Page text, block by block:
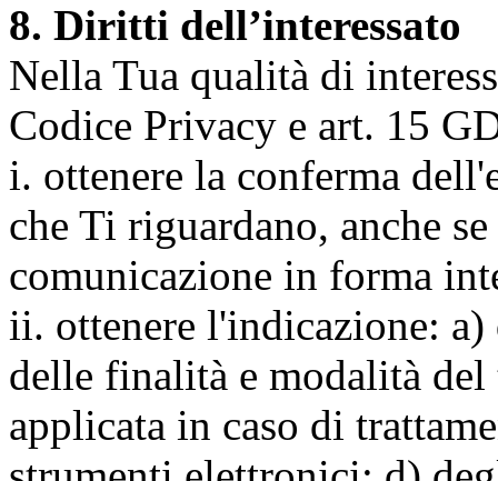
8. Diritti dell’interessato
Nella Tua qualità di
Codice Privacy e art. 15
i. ottenere la conferma
che Ti riguardano, anche
comunicazione in forma
ii. ottenere l'indicazione:
delle finalità e modalità
applicata in caso di